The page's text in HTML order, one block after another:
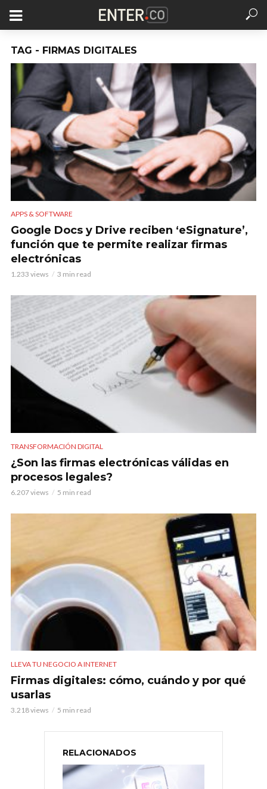
TAG - FIRMAS DIGITALES
APPS & SOFTWARE
Google Docs y Drive reciben ‘eSignature’,
función que te permite realizar firmas
electrónicas
1.233 views 3 min read
TRANSFORMACIÓN DIGITAL
¿Son las firmas electrónicas válidas en
procesos legales?
6.207 views 5 min read
LLEVA TU NEGOCIO A INTERNET
Firmas digitales: cómo, cuándo y por qué
usarlas
3.218 views 5 min read
RELACIONADOS